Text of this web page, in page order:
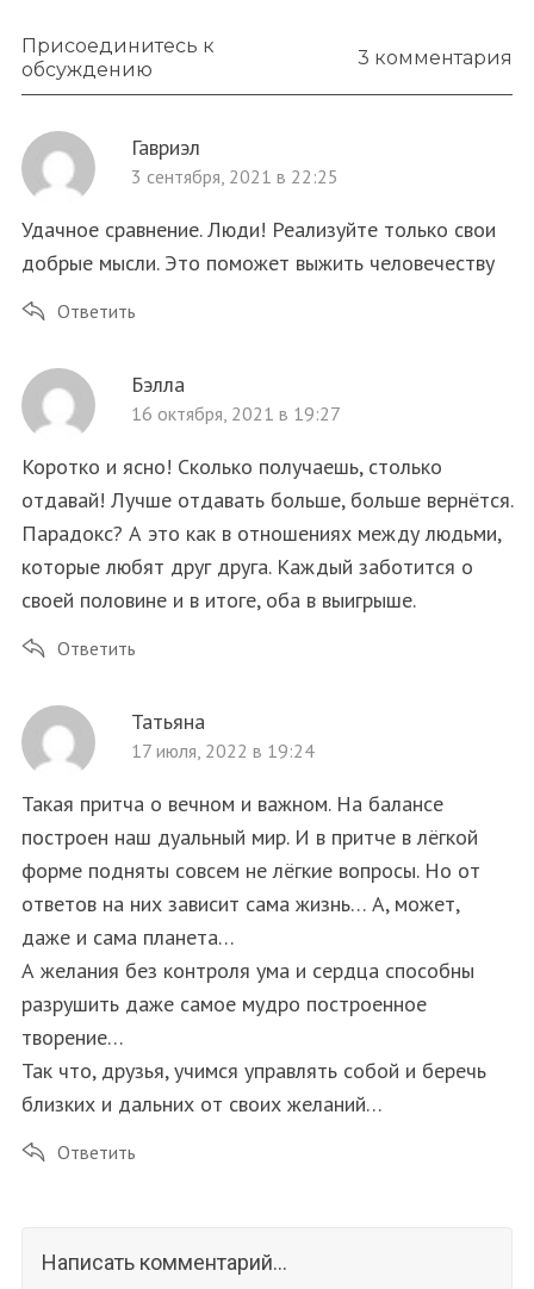
Присоединитесь к
обсуждению
3 комментария
Гавриэл
3 сентября, 2021 в 22:25
Удачное сравнение. Люди! Реализуйте только свои
добрые мысли. Это поможет выжить человечеству
Ответить
Бэлла
16 октября, 2021 в 19:27
Коротко и ясно! Сколько получаешь, столько
отдавай! Лучше отдавать больше, больше вернётся.
Парадокс? А это как в отношениях между людьми,
которые любят друг друга. Каждый заботится о
своей половине и в итоге, оба в выигрыше.
Ответить
Татьяна
17 июля, 2022 в 19:24
Такая притча о вечном и важном. На балансе
построен наш дуальный мир. И в притче в лёгкой
форме подняты совсем не лёгкие вопросы. Но от
ответов на них зависит сама жизнь… А, может,
даже и сама планета…
А желания без контроля ума и сердца способны
разрушить даже самое мудро построенное
творение…
Так что, друзья, учимся управлять собой и беречь
близких и дальних от своих желаний…
Ответить